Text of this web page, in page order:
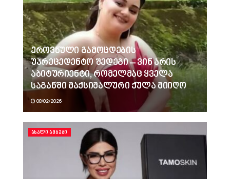
ეროვნული გამოცდების
უპრეცედენტო შედეგი – ვინ არის
აბიტურიენტი, რომელმაც ყველა
საგანში მაქსიმალური ქულა მიიღო
08/02/2026
ᲐᲮᲐᲚᲘ ᲐᲛᲑᲔᲑᲘ